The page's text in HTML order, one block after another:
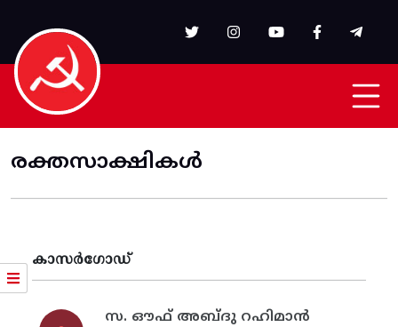
രക്തസാക്ഷികൾ
കാസര്‍ഗോഡ്
സ. ഔഫ് അബ്ദു റഹിമാന്‍